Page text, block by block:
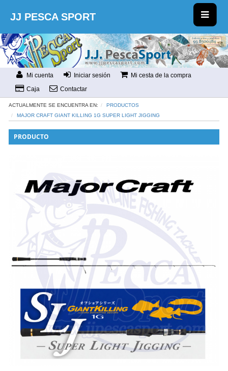
JJ PESCA SPORT
Mi cuenta Iniciar sesión
Mi cesta de la compra
Caja
Contactar
ACTUALMENTE SE ENCUENTRA EN:
PRODUCTOS
MAJOR CRAFT GIANT KILLING 1G SUPER LIGHT JIGGING
PRODUCTO